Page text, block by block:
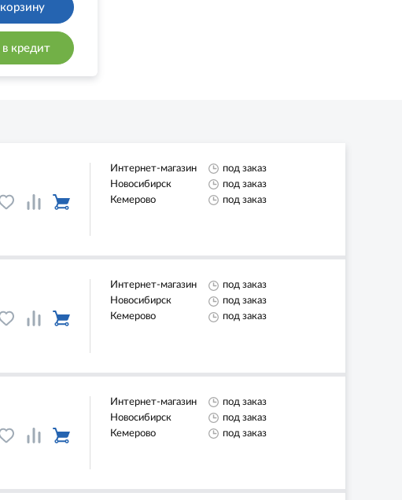
в кредит
Интернет-магазин
под заказ
Новосибирск
под заказ
Кемерово
под заказ
Интернет-магазин
под заказ
Новосибирск
под заказ
Кемерово
под заказ
Интернет-магазин
под заказ
Новосибирск
под заказ
Кемерово
под заказ